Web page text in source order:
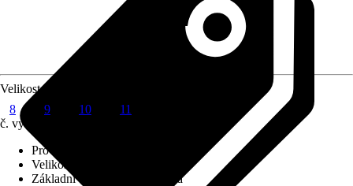
Velikost
8
9 10
11
č. výrobku
Provedení
Velikost
Základní barva
Zelená, Černá